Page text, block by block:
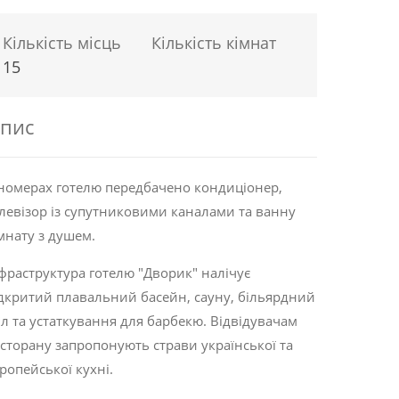
Кількість місць
15
Кількість кімнат
готелю передбачено кондиціонер,
із супутниковими каналами та ванну
з душем.
готелю "Дворик" налічує
плавальний басейн, сауну, більярдний
та устаткування для барбекю. Відвідувачам
запропонують страви української та
кухні.